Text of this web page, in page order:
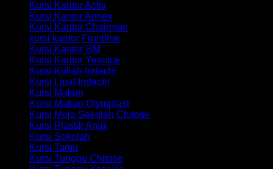
Kursi Kantor Activ
Kursi Kantor Annex
Kursi Kantor Chairman
kursi kantor Frontline
Kursi Kantor HM
Kursi Kantor Yesnice
Kursi Kuliah Indachi
Kursi Lipat Indachi
Kursi Makan
Kursi Makan Olymplast
Kursi Meja Sekolah Chitose
Kursi Plastik Anak
Kursi Sekolah
Kursi Tamu
Kursi Tunggu Chitose